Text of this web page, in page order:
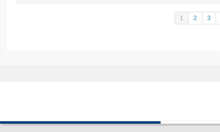
1 2 3